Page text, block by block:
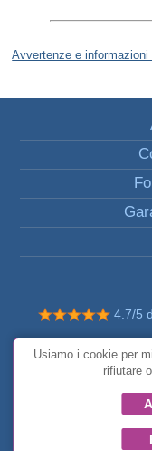
Avvertenze e
4.7/5
© Tutti i
Usiamo i cookie per
rifiutare o